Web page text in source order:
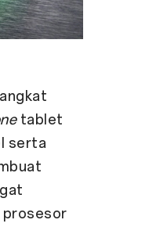
tablet
serta
prosesor